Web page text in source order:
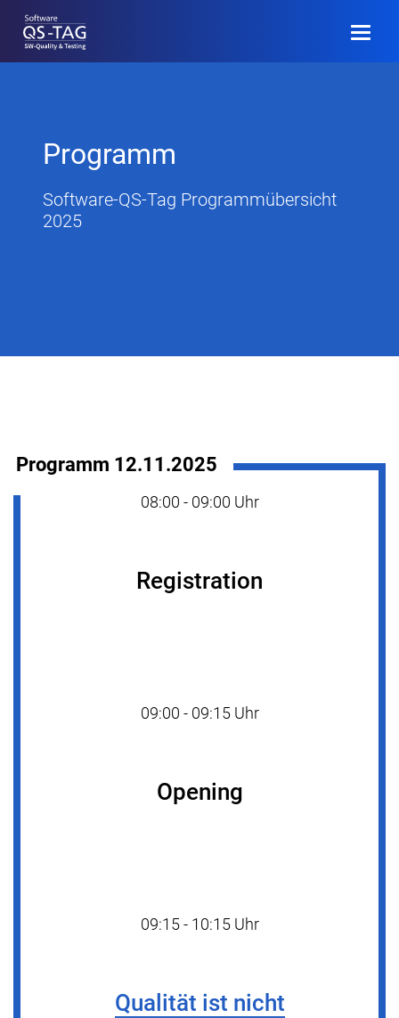
Veranstaltungsinfo
Programm
Software-QS-Tag Programmübersicht
2025
Programm 12.11.2025
08:00 - 09:00 Uhr
Registration
09:00 - 09:15 Uhr
Opening
09:15 - 10:15 Uhr
Qualität ist nicht